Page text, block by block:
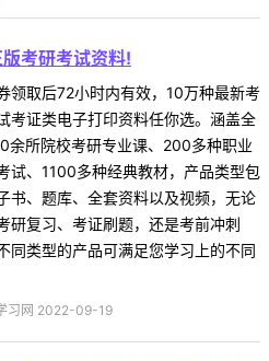
考研考试资料!
领取后72小时内有效，10万种最新考
考证类电子打印资料任你选。涵盖全
余所院校考研专业课、200多种职业
试、1100多种经典教材，产品类型包
书、题库、全套资料以及视频，无论
研复习、考证刷题，还是考前冲刺
同类型的产品可满足您学习上的不同
习网 2022-09-19